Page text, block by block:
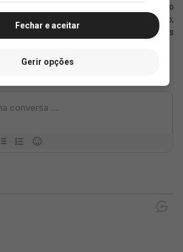
de
Sub-20: Elenco treina visando
encostar no líder do Brasileiro;
fotos
Fechar e aceitar
Gerir opções